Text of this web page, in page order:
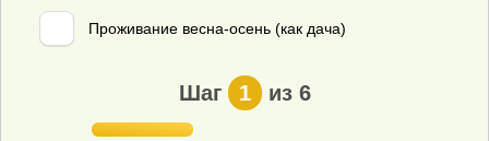
Декларация о соответствии ЕАЭС
Проживание весна-осень (как дача)
Шаг 1 из 6